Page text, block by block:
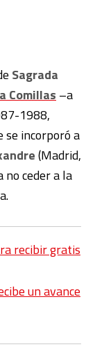
Sagrada
Comillas –a
1988,
se incorporó a
(Madrid,
no ceder a la
recibir gratis
un avance